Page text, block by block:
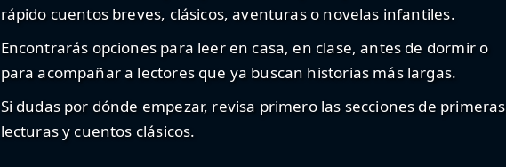
rápido cuentos breves, clásicos, aventuras o novelas infantiles.
Encontrarás opciones para leer en casa, en clase, antes de dormir o
para acompañar a lectores que ya buscan historias más largas.
Si dudas por dónde empezar, revisa primero las secciones de primeras
lecturas y cuentos clásicos.